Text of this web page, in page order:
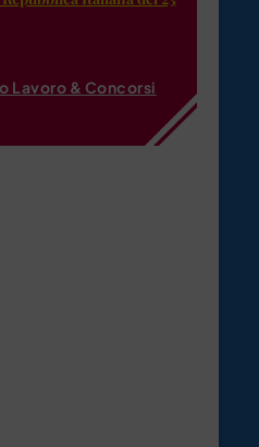
Lavoro & Concorsi